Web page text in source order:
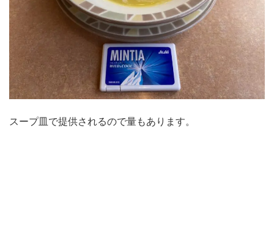
スープ皿で提供されるので量もあります。